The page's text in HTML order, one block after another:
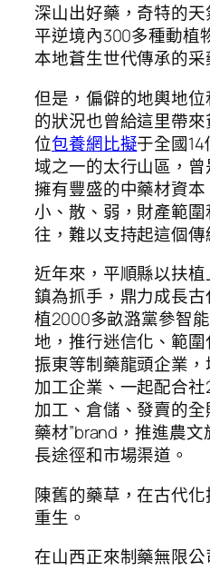
深山出好藥，奇特的
平逆境內300多種動植
本地蒼生世代傳承的采
但是，偏僻的地輿地
的狀況也曾給這里帶
位包養網比擬于全國
域之一的太行山區，
擁有豐盛的中藥材資
小、散、弱，財產範
往，難以支持起這個傳
近年來，平順縣以扶
鎮為抓手，鼎力成長
植2000多畝潞黨參智
地，推行迷信化、範圍
振東等制藥龍頭企業
加工企業、一起配合社
加工、倉儲、發賣的
藥材”brand，推進農
長途徑和市場渠道。
陳舊的藥草，在古代
重生。
在山西正來制藥無限